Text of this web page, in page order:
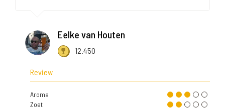
Eelke van Houten
12.450
Review
Aroma
Zoet